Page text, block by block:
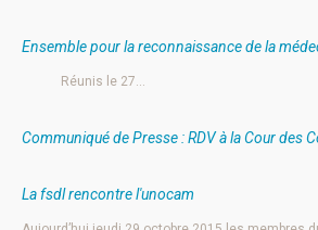
Ensemble pour la reconnaissance de la
Réunis le 27…
Communiqué de Presse : RDV à la Cour des
La fsdl rencontre l'unocam